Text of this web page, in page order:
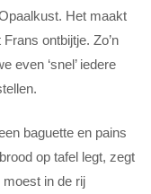
Het maakt
ontbijtje. Zo’n
even ‘snel’ iedere
baguette en pains
op tafel legt, zegt
moest in de rij